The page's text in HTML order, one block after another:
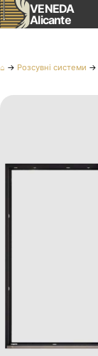
VENEDA
Alicante
⌂ → Розсувні системи →